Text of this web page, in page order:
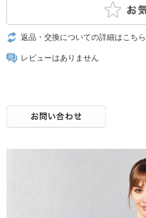
返品・交換についての詳細はこちら
レビューはありません